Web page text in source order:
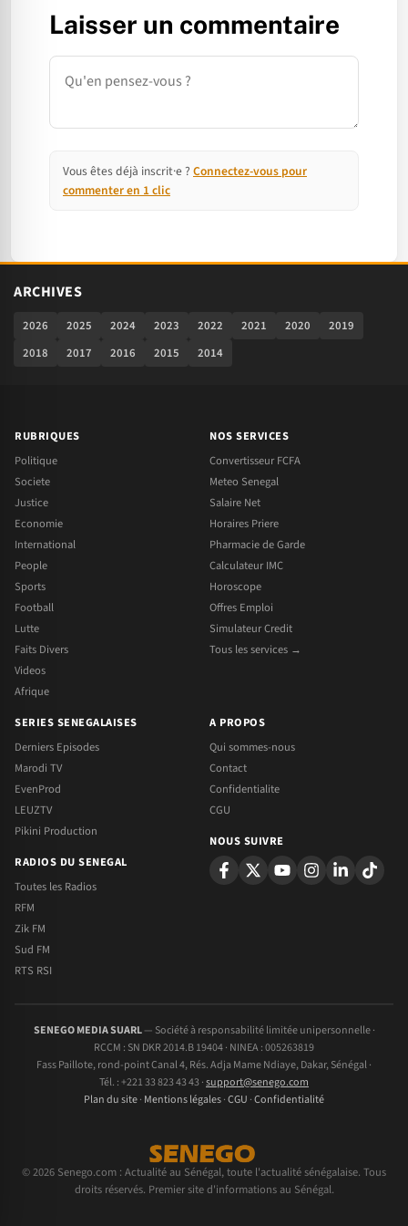
Laisser un commentaire
Commentaire
Vous êtes déjà inscrit·e ? Connectez-vous pour
commenter en 1 clic
ARCHIVES
2026 2025 2024 2023 2022 2021 2020
2019
2018
2017 2016 2015 2014
RUBRIQUES
Politique
Societe
Justice
Economie
International
People
Sports
Football
Lutte
Faits Divers
Videos
Afrique
NOS SERVICES
Convertisseur FCFA
Meteo Senegal
Salaire Net
Horaires Priere
Pharmacie de Garde
Calculateur IMC
Horoscope
Offres Emploi
Simulateur Credit
Tous les services →
SERIES SENEGALAISES
Derniers Episodes
Marodi TV
EvenProd
LEUZTV
Pikini Production
RADIOS DU SENEGAL
Toutes les Radios
RFM
Zik FM
Sud FM
RTS RSI
A PROPOS
Qui sommes-nous
Contact
Confidentialite
CGU
NOUS SUIVRE
SENEGO MEDIA SUARL— Société à responsabilité limitée unipersonnelle ·
RCCM : SN DKR 2014.B 19404 · NINEA : 005263819
Fass Paillote, rond-point Canal 4, Rés. Adja Mame Ndiaye, Dakar, Sénégal ·
Tél. : +221 33 823 43 43 ·support@senego.com
Plan du site· Mentions légales·CGU ·Confidentialité
© 2026 Senego.com : Actualité au Sénégal, toute l'actualité sénégalaise. Tous
droits réservés. Premier site d'informations au Sénégal.